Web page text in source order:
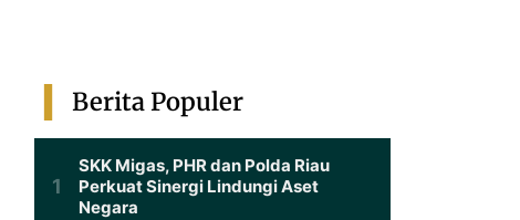
Berita Populer